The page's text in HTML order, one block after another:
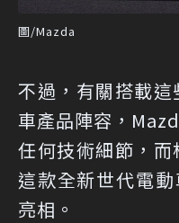
圖/Mazda
不過，有關搭載
車產品陣容，
任何技術細節，而
這款全新世代電
亮相。